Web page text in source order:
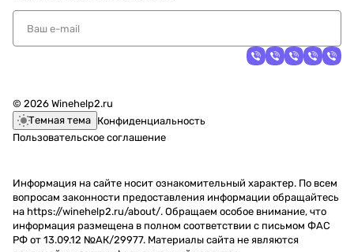
© 2026 Winehelp2.ru
Темная тема Конфиденциальность
Пользовательское соглашение
Информация на сайте носит ознакомительный характер. По всем
вопросам законности предоставления информации обращайтесь
на https://winehelp2.ru/about/. Обращаем особое внимание, что
информация размещена в полном соответствии с письмом ФАС
РФ от 13.09.12 №АК/29977. Материалы сайта не являются